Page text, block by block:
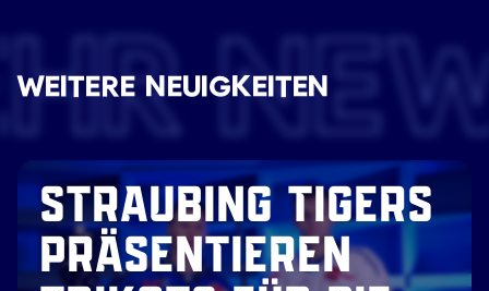
WEITERE NEUIGKEITEN
STRAUBING TIGERS
PRÄSENTIEREN